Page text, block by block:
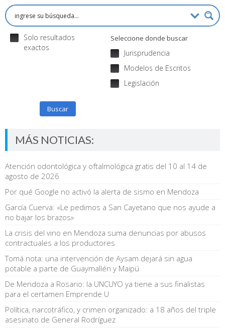
Solo resultados
exactos
Seleccione donde buscar
Jurisprudencia
Modelos de Escritos
Legislación
Buscar
MÁS NOTICIAS:
Atención odontológica y oftalmológica gratis del 10 al 14 de
agosto de 2026
Por qué Google no activó la alerta de sismo en Mendoza
García Cuerva: «Le pedimos a San Cayetano que nos ayude a
no bajar los brazos»
La crisis del vino en Mendoza suma denuncias por abusos
contractuales a los productores
Tomá nota: una intervención de Aysam dejará sin agua
potable a parte de Guaymallén y Maipú
De Mendoza a Rosario: la UNCUYO ya tiene a sus finalistas
para el certamen Emprende U
Política, narcotráfico, y crimen organizado: a 18 años del triple
asesinato de General Rodríguez